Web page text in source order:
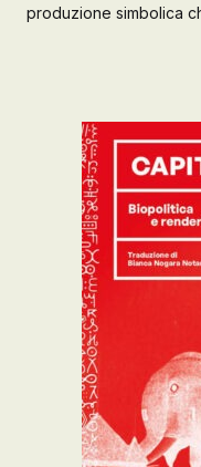
produzione simbolica